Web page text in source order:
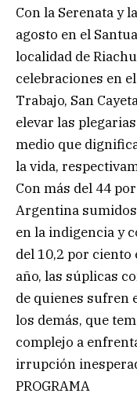
Con la Serenata y
agosto en el
localidad de
celebraciones en
Trabajo, San
elevar las
medio que
la vida,
Con más del 44
Argentina
en la indigencia y
del 10,2 por
año, las súplicas
de quienes sufren
los demás, que
complejo a
irrupción
PROGRAMA